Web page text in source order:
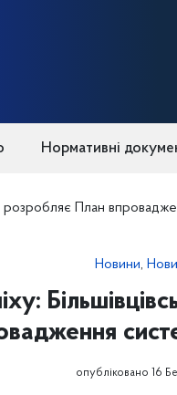
Нормативні
розробляє План
Новини,
опубліковано 16